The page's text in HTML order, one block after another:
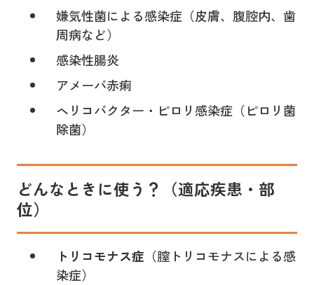
嫌気性菌による感染症（皮膚、腹腔内、歯
周病など）
感染性腸炎
アメーバ赤痢
ヘリコバクター・ピロリ感染症（ピロリ菌
除菌）
どんなときに使う？（適応疾患・部
位）
トリコモナス症 （膣トリコモナスによる感
染症）